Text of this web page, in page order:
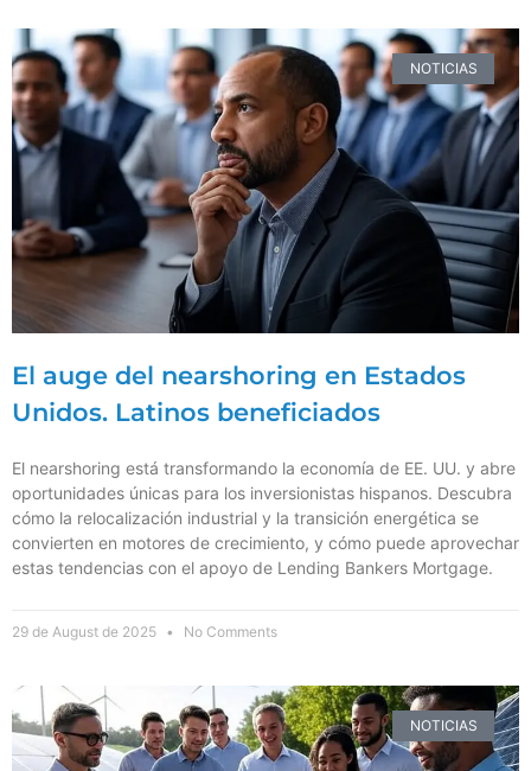
NOTICIAS
El auge del nearshoring en Estados
Unidos. Latinos beneficiados
El nearshoring está transformando la economía de EE. UU. y abre
oportunidades únicas para los inversionistas hispanos. Descubra
cómo la relocalización industrial y la transición energética se
convierten en motores de crecimiento, y cómo puede aprovechar
estas tendencias con el apoyo de Lending Bankers Mortgage.
29 de August de 2025 No Comments
NOTICIAS